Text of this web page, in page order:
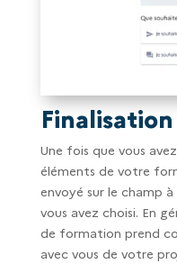
Une fois que vous
éléments de votre
envoyé sur le champ
vous avez choisi. En
de formation prend
avec vous de votre